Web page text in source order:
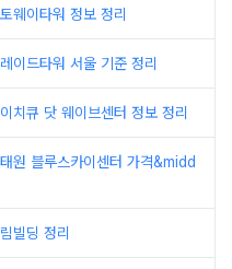
웨이타워 정보 정리
이드타워 서울 기준 정리
치큐 닷 웨이브센터 정보 정리
원 블루스카이센터 가격&midd
빌딩 정리